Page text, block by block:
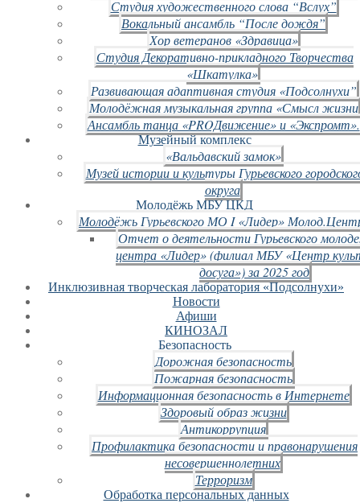
Студия художественного слова “Вслух”
Вокальный ансамбль “После дождя”
Хор ветеранов «Здравица»
Студия Декоративно-прикладного Творчества
«Шкатулка»
Развивающая адаптивная студия «Подсолнухи”
Молодёжная музыкальная группа «Смысл жизни
Ансамбль танца «PROДвижение» и «Экспромт».
Музейный комплекс
«Вальдавский замок»
Музей истории и культуры Гурьевского
округа
Молодёжь МБУ ЦКД
Молодёжь Гурьевского МО I «Лидер»
Отчет о деятельности Гурьевского
центра «Лидер» (филиал МБУ «Центр
досуга») за 2025 год
Инклюзивная творческая лаборатория «Подсолнухи»
Новости
Афиши
КИНОЗАЛ
Безопасность
Дорожная безопасность
Пожарная безопасность
Информационная безопасность в Интернете
Здоровый образ жизни
Антикоррупция
Профилактика безопасности и правонарушения
несовершеннолетних
Терроризм
Обработка персональных данных